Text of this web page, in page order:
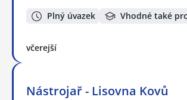
Plný úvazek Vhodné také
včerejší
Nástrojař - Lisovna Kovů